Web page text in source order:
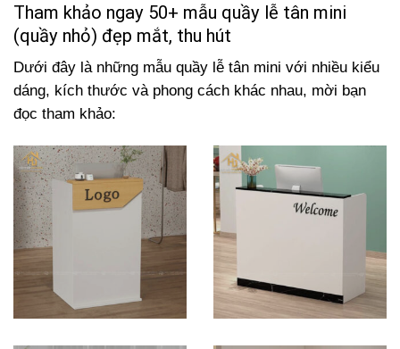
Tham khảo ngay 50+ mẫu quầy lễ tân mini
(quầy nhỏ) đẹp mắt, thu hút
Dưới đây là những mẫu quầy lễ tân mini với nhiều kiểu
dáng, kích thước và phong cách khác nhau, mời bạn
đọc tham khảo: